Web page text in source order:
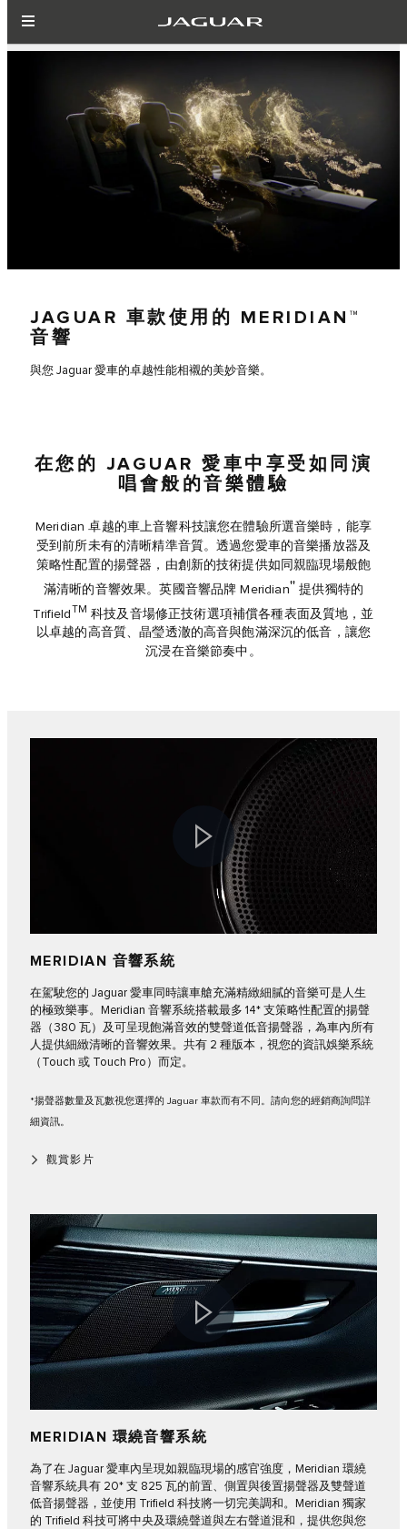
JAGUAR 車款使用的 MERIDIAN™
音響
與您 Jaguar 愛車的卓越性能相襯的美妙音樂。
在您的 JAGUAR 愛車中享受如同演
唱會般的音樂體驗
Meridian 卓越的車上音響科技讓您在體驗所選音樂時，能享
受到前所未有的清晰精準音質。透過您愛車的音樂播放器及
策略性配置的揚聲器，由創新的技術提供如同親臨現場般飽
滿清晰的音響效果。英國音響品牌 Meridian†† 提供獨特的
TrifieldTM 科技及音場修正技術選項補償各種表面及質地，並
以卓越的高音質、晶瑩透澈的高音與飽滿深沉的低音，讓您
沉浸在音樂節奏中。
MERIDIAN 音響系統
在駕駛您的 Jaguar 愛車同時讓車艙充滿精緻細膩的音樂可是人生
的極致樂事。Meridian 音響系統搭載最多 14* 支策略性配置的揚聲
器（380 瓦）及可呈現飽滿音效的雙聲道低音揚聲器，為車內所有
人提供細緻清晰的音響效果。共有 2 種版本，視您的資訊娛樂系統
（Touch 或 Touch Pro）而定。
*揚聲器數量及瓦數視您選擇的 Jaguar 車款而有不同。請向您的經銷商詢問詳
細資訊。
觀賞影片
MERIDIAN 環繞音響系統
為了在 Jaguar 愛車內呈現如親臨現場的感官強度，Meridian 環繞
音響系統具有 20* 支 825 瓦的前置、側置與後置揚聲器及雙聲道
低音揚聲器，並使用 Trifield 科技將一切完美調和。Meridian 獨家
的 Trifield 科技可將中央及環繞聲道與左右聲道混和，提供您與您